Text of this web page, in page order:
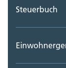
Steuerbuch